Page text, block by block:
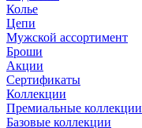
Колье
Цепи
Мужской ассортимент
Броши
Акции
Сертификаты
Коллекции
Премиальные коллекции
Базовые коллекции